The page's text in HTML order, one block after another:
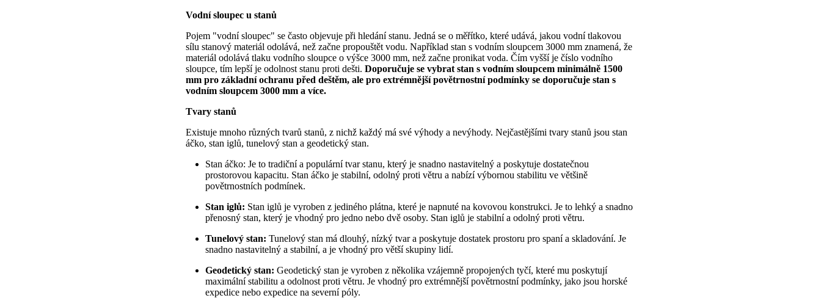
Vodní sloupec u stanů
Pojem "vodní sloupec" se často objevuje při hledání stanu. Jedná se o měřítko, které udává, jakou vodní tlakovou
sílu stanový materiál odolává, než začne propouštět vodu. Například stan s vodním sloupcem 3000 mm znamená, že
materiál odolává tlaku vodního sloupce o výšce 3000 mm, než začne pronikat voda. Čím vyšší je číslo vodního
sloupce, tím lepší je odolnost stanu proti dešti. Doporučuje se vybrat stan s vodním sloupcem minimálně 1500
mm pro základní ochranu před deštěm, ale pro extrémnější povětrnostní podmínky se doporučuje stan s
vodním sloupcem 3000 mm a více.
Tvary stanů
Existuje mnoho různých tvarů stanů, z nichž každý má své výhody a nevýhody. Nejčastějšími tvary stanů jsou stan
áčko, stan iglů, tunelový stan a geodetický stan.
Stan áčko: Je to tradiční a populární tvar stanu, který je snadno nastavitelný a poskytuje dostatečnou
prostorovou kapacitu. Stan áčko je stabilní, odolný proti větru a nabízí výbornou stabilitu ve většině
povětrnostních podmínek.
Stan iglů: Stan iglů je vyroben z jediného plátna, které je napnuté na kovovou konstrukci. Je to lehký a snadno
přenosný stan, který je vhodný pro jedno nebo dvě osoby. Stan iglů je stabilní a odolný proti větru.
Tunelový stan: Tunelový stan má dlouhý, nízký tvar a poskytuje dostatek prostoru pro spaní a skladování. Je
snadno nastavitelný a stabilní, a je vhodný pro větší skupiny lidí.
Geodetický stan: Geodetický stan je vyroben z několika vzájemně propojených tyčí, které mu poskytují
maximální stabilitu a odolnost proti větru. Je vhodný pro extrémnější povětrnostní podmínky, jako jsou horské
expedice nebo expedice na severní póly.